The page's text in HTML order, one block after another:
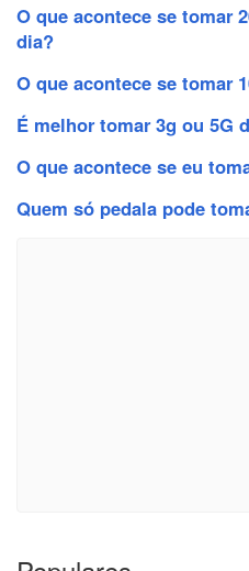
O que acontece se tomar
dia?
O que acontece se tomar
É melhor tomar 3g ou 5G
O que acontece se eu
Quem só pedala pode